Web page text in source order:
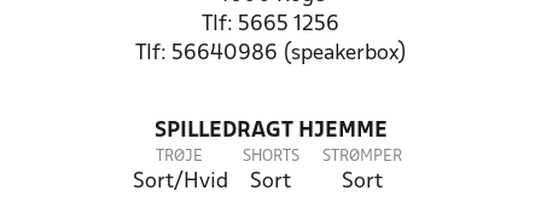
Tlf: 5665 1256
Tlf: 56640986 (speakerbox)
SPILLEDRAGT HJEMME
TRØJE
Sort/Hvid
SHORTS
Sort
STRØMPER
Sort